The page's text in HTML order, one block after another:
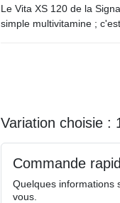
Le Vita XS 120 de la
simple multivitamine ;
les carences et garantir
assure une absorption
Variation choisie :
Commande
Quelques informations
vous.